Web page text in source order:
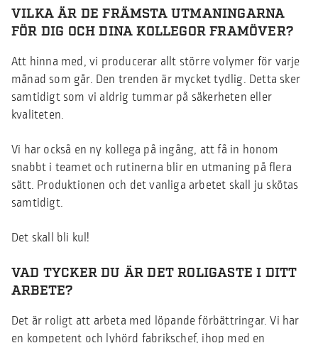
VILKA ÄR DE FRÄMSTA UTMANINGARNA
FÖR DIG OCH DINA KOLLEGOR FRAMÖVER?
Att hinna med, vi producerar allt större volymer för varje
månad som går. Den trenden är mycket tydlig. Detta sker
samtidigt som vi aldrig tummar på säkerheten eller
kvaliteten.
Vi har också en ny kollega på ingång, att få in honom
snabbt i teamet och rutinerna blir en utmaning på flera
sätt. Produktionen och det vanliga arbetet skall ju skötas
samtidigt.
Det skall bli kul!
VAD TYCKER DU ÄR DET ROLIGASTE I DITT
ARBETE?
Det är roligt att arbeta med löpande förbättringar. Vi har
en kompetent och lyhörd fabrikschef, ihop med en